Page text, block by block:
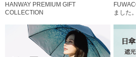
HANWAY PREMIUM GIFT
COLLECTION
ました。